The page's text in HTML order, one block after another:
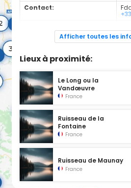
Contact:
Cours d'eau d'une longueur de 3.55
catégorie piscicole à cet
Afficher toutes les
Lieux à proximité:
Le Long ou la
Vandœuvre
France
Ruisseau de la
Fontaine
France
Ruisseau de Maunay
France